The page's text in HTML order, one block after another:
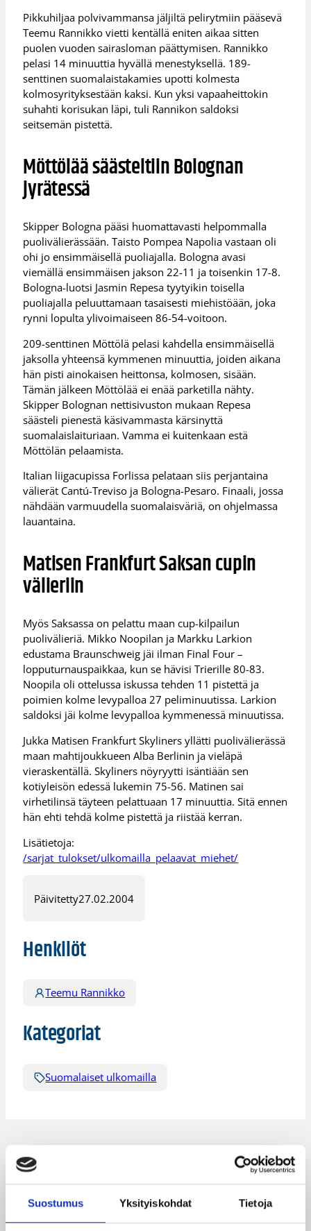
Suostumus Yksityiskohdat Tietoja
Pikkuhiljaa polvivammansa jäljiltä pelirytmiin pääsevä
Teemu Rannikko vietti kentällä eniten aikaa sitten
puolen vuoden sairasloman päättymisen. Rannikko
pelasi 14 minuuttia hyvällä menestyksellä. 189-
senttinen suomalaistakamies upotti kolmesta
kolmosyrityksestään kaksi. Kun yksi vapaaheittokin
suhahti korisukan läpi, tuli Rannikon saldoksi
seitsemän pistettä.
Möttölää säästeltiin Bolognan
jyrätessä
Skipper Bologna pääsi huomattavasti helpommalla
puolivälierässään. Taisto Pompea Napolia vastaan oli
ohi jo ensimmäisellä puoliajalla. Bologna avasi
viemällä ensimmäisen jakson 22-11 ja toisenkin 17-8.
Bologna-luotsi Jasmin Repesa tyytyikin toisella
puoliajalla peluuttamaan tasaisesti miehistöään, joka
rynni lopulta ylivoimaiseen 86-54-voitoon.
209-senttinen Möttölä pelasi kahdella ensimmäisellä
jaksolla yhteensä kymmenen minuuttia, joiden aikana
hän pisti ainokaisen heittonsa, kolmosen, sisään.
Tämän jälkeen Möttölää ei enää parketilla nähty.
Skipper Bolognan nettisivuston mukaan Repesa
säästeli pienestä käsivammasta kärsinyttä
suomalaislaituriaan. Vamma ei kuitenkaan estä
Möttölän pelaamista.
Italian liigacupissa Forlissa pelataan siis perjantaina
välierät Cantú-Treviso ja Bologna-Pesaro. Finaali, jossa
nähdään varmuudella suomalaisväriä, on ohjelmassa
lauantaina.
Matisen Frankfurt Saksan cupin
välieriin
Myös Saksassa on pelattu maan cup-kilpailun
puolivälieriä. Mikko Noopilan ja Markku Larkion
edustama Braunschweig jäi ilman Final Four –
lopputurnauspaikkaa, kun se hävisi Trierille 80-83.
Noopila oli ottelussa iskussa tehden 11 pistettä ja
poimien kolme levypalloa 27 peliminuutissa. Larkion
saldoksi jäi kolme levypalloa kymmenessä minuutissa.
Jukka Matisen Frankfurt Skyliners yllätti puolivälierässä
maan mahtijoukkueen Alba Berlinin ja vieläpä
vieraskentällä. Skyliners nöyryytti isäntiään sen
kotiyleisön edessä lukemin 75-56. Matinen sai
virhetilinsä täyteen pelattuaan 17 minuuttia. Sitä ennen
hän ehti tehdä kolme pistettä ja riistää kerran.
Lisätietoja:
/sarjat_tulokset/ulkomailla_pelaavat_miehet/
Päivitetty27.02.2004
Henkilöt
Teemu Rannikko
Kategoriat
Suomalaiset ulkomailla
Katso myös